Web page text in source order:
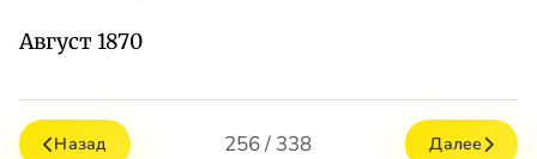
Август 1870
Назад 256 / 338 Далее